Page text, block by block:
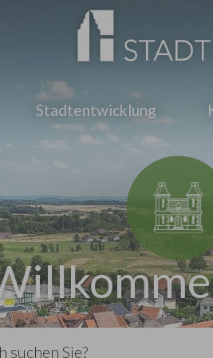
Stadtentwicklung